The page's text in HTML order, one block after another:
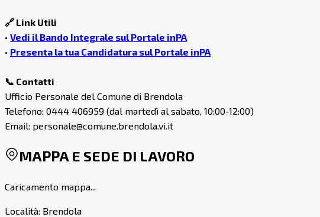
🔗 Link Utili
• Vedi il Bando Integrale sul Portale inPA
• Presenta la tua Candidatura sul Portale inPA
📞 Contatti
Ufficio Personale del Comune di Brendola
Telefono: 0444 406959 (dal martedì al sabato, 10:00-12:00)
Email: personale@comune.brendola.vi.it
MAPPA E SEDE DI LAVORO
Caricamento mappa...
Località: Brendola